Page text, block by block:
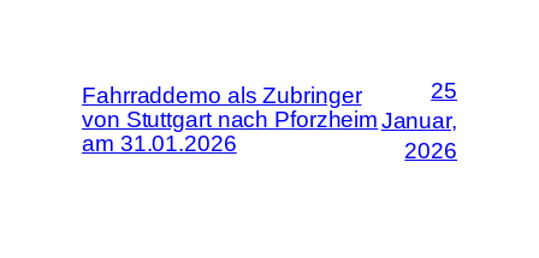
Fahrraddemo als Zubringer
von Stuttgart nach Pforzheim
am 31.01.2026
25
Januar,
2026